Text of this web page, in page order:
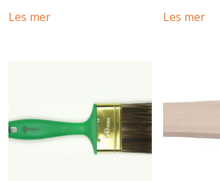
Les mer Les mer